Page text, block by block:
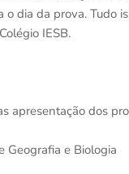
o dia da prova. Tudo
IESB.
apresentação dos
Geografia e Biologia